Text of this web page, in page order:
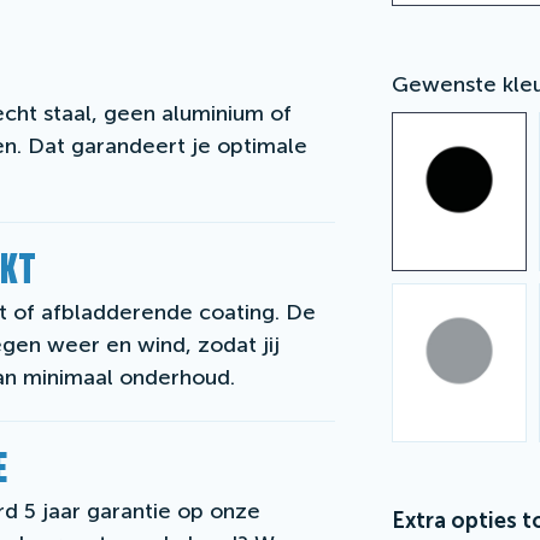
staal, geen aluminium of
Dat garandeert je optimale
of afbladderende coating. De
weer en wind, zodat jij
minimaal onderhoud.
5 jaar garantie op onze
Gewenste
Extra opties